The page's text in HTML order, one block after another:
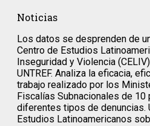
Noticias
Los datos se desprenden de
Centro de Estudios
Inseguridad y Violencia
UNTREF. Analiza la eficacia,
trabajo realizado por los
Fiscalías Subnacionales de 10
diferentes tipos de denuncias.
Estudios Latinoamericanos